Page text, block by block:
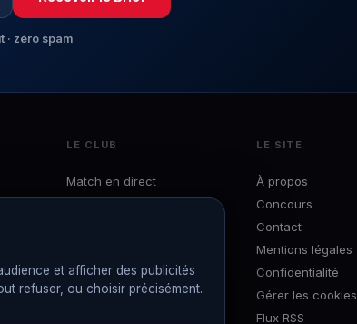
· zéro spam
LE CLUB
Match en direct
Interviews
Le Brief
LE SITE
À propos
Concours
Contact
Mentions légales
Confidentialité
Gérer les cookies
Flux RSS
et afficher des publicités
refuser, ou choisir précisément.